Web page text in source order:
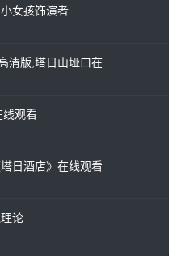
女孩饰演者
线观看
日酒店》在线观看
论